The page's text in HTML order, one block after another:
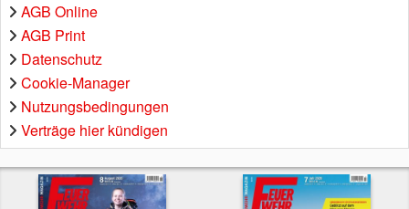
AGB Online
AGB Print
Datenschutz
Cookie-Manager
Nutzungsbedingungen
Verträge hier kündigen